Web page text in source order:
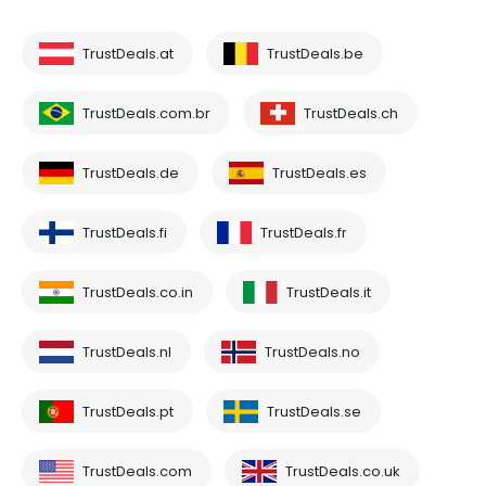
TrustDeals.at TrustDeals.be
TrustDeals.com.br TrustDeals.ch
TrustDeals.de TrustDeals.es
TrustDeals.fi TrustDeals.fr
TrustDeals.co.in TrustDeals.it
TrustDeals.nl TrustDeals.no
TrustDeals.pt TrustDeals.se
TrustDeals.com TrustDeals.co.uk